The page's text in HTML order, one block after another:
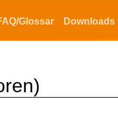
Glossar Downloads